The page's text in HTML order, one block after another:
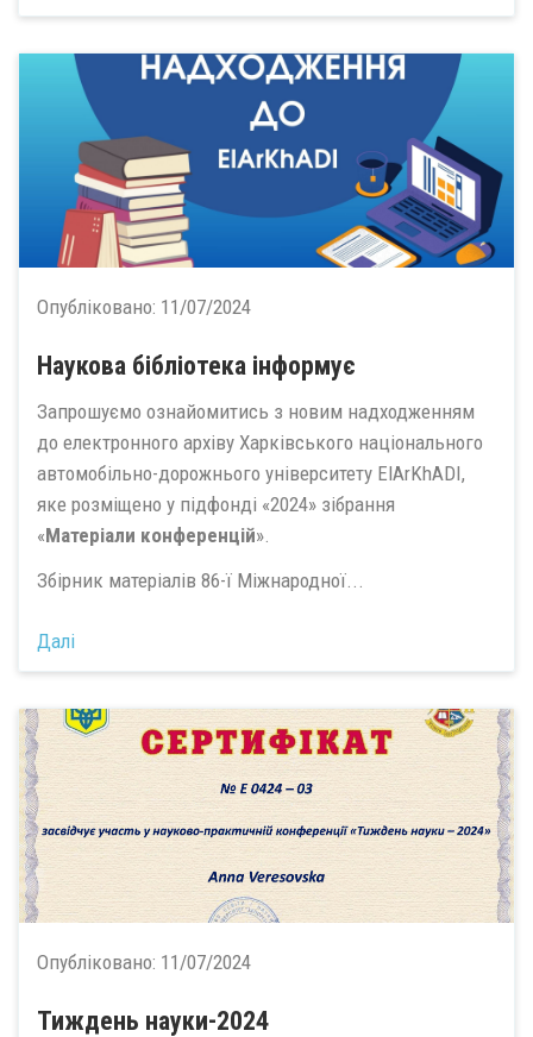
Опубліковано: 11/07/2024
Наукова бібліотека інформує
Запрошуємо ознайомитись з новим надходженням
до електронного архіву Харківського національного
автомобільно-дорожнього університету ElArKhADI,
яке розміщено у підфонді «2024» зібрання
«Матеріали конференцій».
Збірник матеріалів 86-ї Міжнародної...
Далі
Опубліковано: 11/07/2024
Тиждень науки-2024